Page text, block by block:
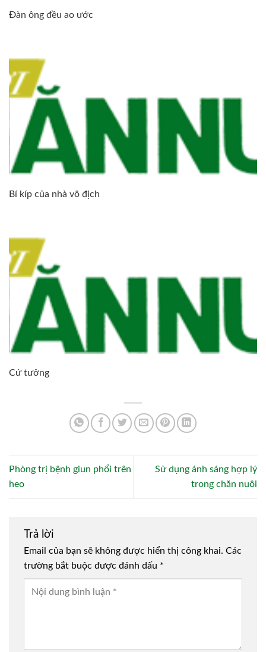
Đàn ông đều ao ước
Bí kíp của nhà vô địch
Cứ tưởng
Phòng trị bệnh giun phổi trên
heo
Sử dụng ánh sáng hợp lý
trong chăn nuôi
Trả lời
Email của bạn sẽ không được hiển thị công khai. Các
trường bắt buộc được đánh dấu *